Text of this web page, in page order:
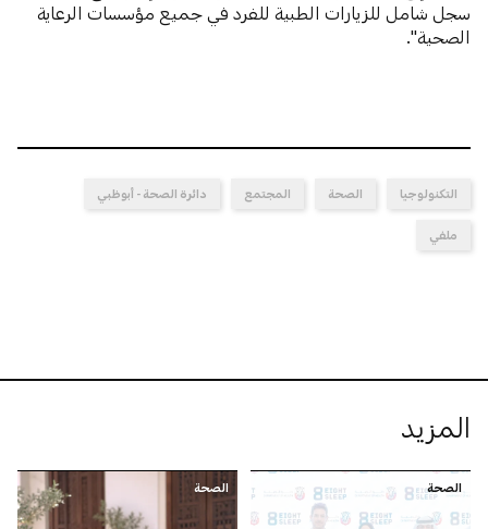
سجل شامل للزيارات الطبية للفرد في جميع مؤسسات الرعاية
الصحية".
التكنولوجيا الصحة المجتمع دائرة الصحة - أبوظبي
ملفي
المزيد
الصحة الصحة